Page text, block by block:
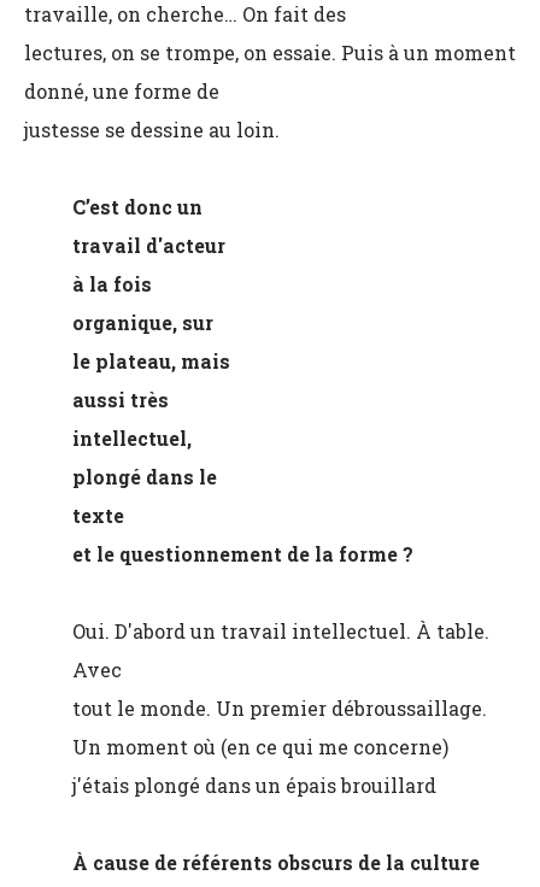
travaille, on cherche… On fait des
lectures, on se trompe, on essaie. Puis à un moment
donné, une forme de
justesse se dessine au loin.
C’est donc un
travail d'acteur
à la fois
organique, sur
le plateau, mais
aussi très
intellectuel,
plongé dans le
texte
et le questionnement de la forme ?
Oui. D'abord un travail intellectuel. À table.
Avec
tout le monde. Un premier débroussaillage.
Un moment où (en ce qui me concerne)
j'étais plongé dans un épais brouillard
À cause de référents obscurs de la culture